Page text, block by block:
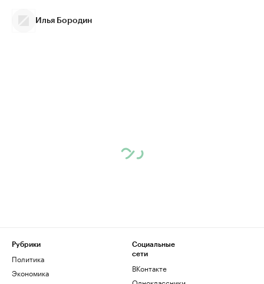
Илья Бородин
Рубрики
Политика
Экономика
Социальные
сети
ВКонтакте